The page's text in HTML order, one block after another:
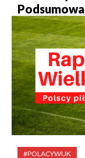
#POLACYWUK